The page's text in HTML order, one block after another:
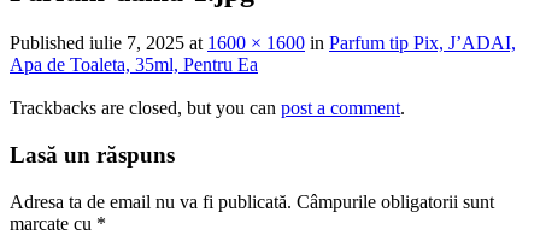
Published iulie 7, 2025 at 1600 × 1600 in Parfum tip Pix, J’ADAI,
Apa de Toaleta, 35ml, Pentru Ea
Trackbacks are closed, but you can post a comment.
Lasă un răspuns
Adresa ta de email nu va fi publicată. Câmpurile obligatorii sunt
marcate cu *